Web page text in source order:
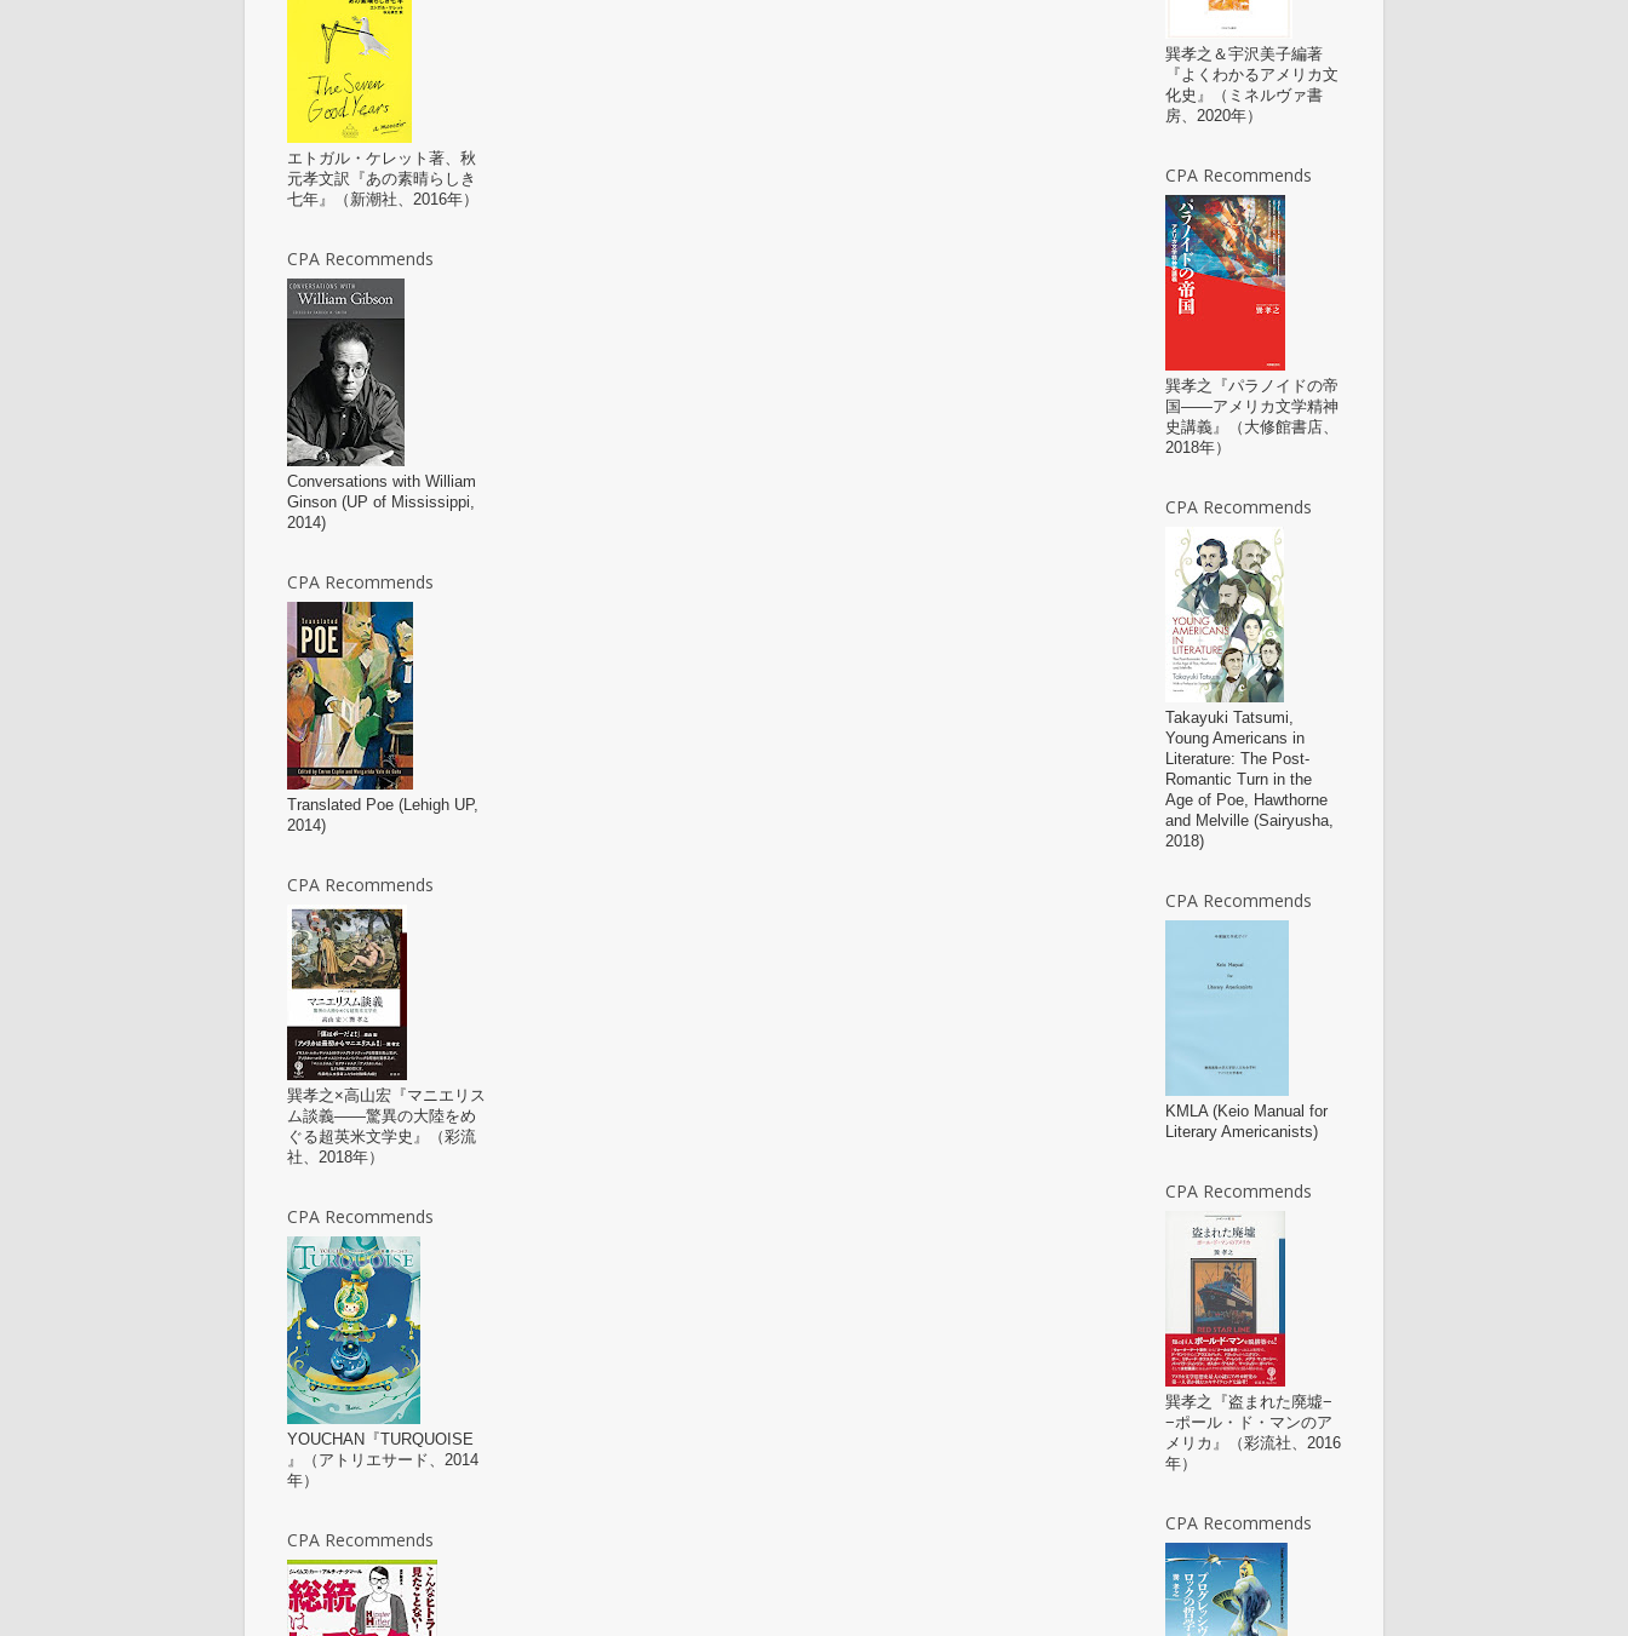
エトガル・ケレット著、秋
元孝文訳『あの素晴らしき
七年』（新潮社、2016年）
CPA Recommends
Conversations with William
Ginson (UP of Mississippi,
2014)
CPA Recommends
Translated Poe (Lehigh UP,
2014)
CPA Recommends
巽孝之×高山宏『マニエリス
ム談義——驚異の大陸をめ
ぐる超英米文学史』（彩流
社、2018年）
CPA Recommends
YOUCHAN『TURQUOISE
』（アトリエサード、2014
年）
CPA Recommends
巽孝之＆宇沢美子編著
『よくわかるアメリカ文
化史』（ミネルヴァ書
房、2020年）
CPA Recommends
巽孝之『パラノイドの帝
国――アメリカ文学精神
史講義』（大修館書店、
2018年）
CPA Recommends
Takayuki Tatsumi,
Young Americans in
Literature: The Post-
Romantic Turn in the
Age of Poe, Hawthorne
and Melville (Sairyusha,
2018)
CPA Recommends
KMLA (Keio Manual for
Literary Americanists)
CPA Recommends
巽孝之『盗まれた廃墟−
−ポール・ド・マンのア
メリカ』（彩流社、2016
年）
CPA Recommends